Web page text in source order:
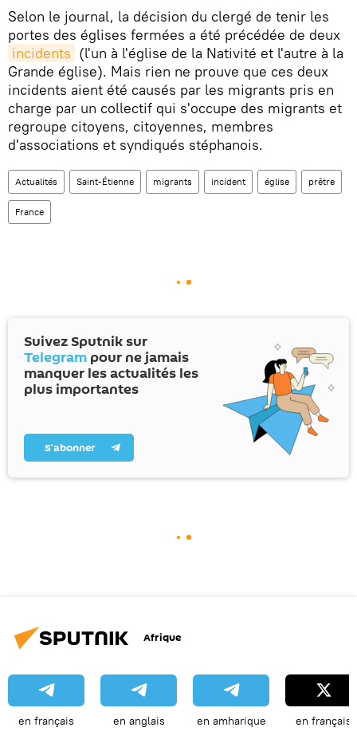
Selon le journal, la décision du clergé de tenir les
portes des églises fermées a été précédée de deux
incidents (l'un à l'église de la Nativité et l'autre à la
Grande église). Mais rien ne prouve que ces deux
incidents aient été causés par les migrants pris en
charge par un collectif qui s'occupe des migrants et
regroupe citoyens, citoyennes, membres
d'associations et syndiqués stéphanois.
Actualités Saint-Étienne migrants incident église prêtre
France
Suivez Sputnik sur
Telegram pour ne jamais
manquer les actualités les
plus importantes
S’abonner
Afrique
en français en anglais en amharique en français